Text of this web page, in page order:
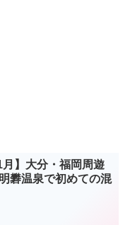
月】大分・福岡周遊
温泉で初めての混